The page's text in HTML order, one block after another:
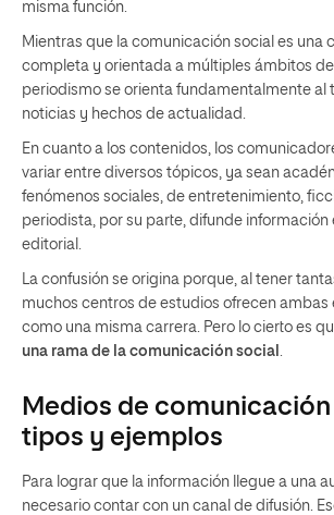
misma función.
Mientras que la comunicación social es una
completa y orientada a múltiples ámbitos de
periodismo se orienta fundamentalmente al
noticias y hechos de actualidad.
En cuanto a los contenidos, los
variar entre diversos tópicos, ya sean
fenómenos sociales, de entretenimiento,
periodista, por su parte, difunde información
editorial.
La confusión se origina porque, al tener
muchos centros de estudios ofrecen ambas
como una misma carrera. Pero lo cierto es
una rama de la comunicación social .
Medios de
tipos y ejemplos
Para lograr que la información llegue a una
necesario contar con un canal de difusión.